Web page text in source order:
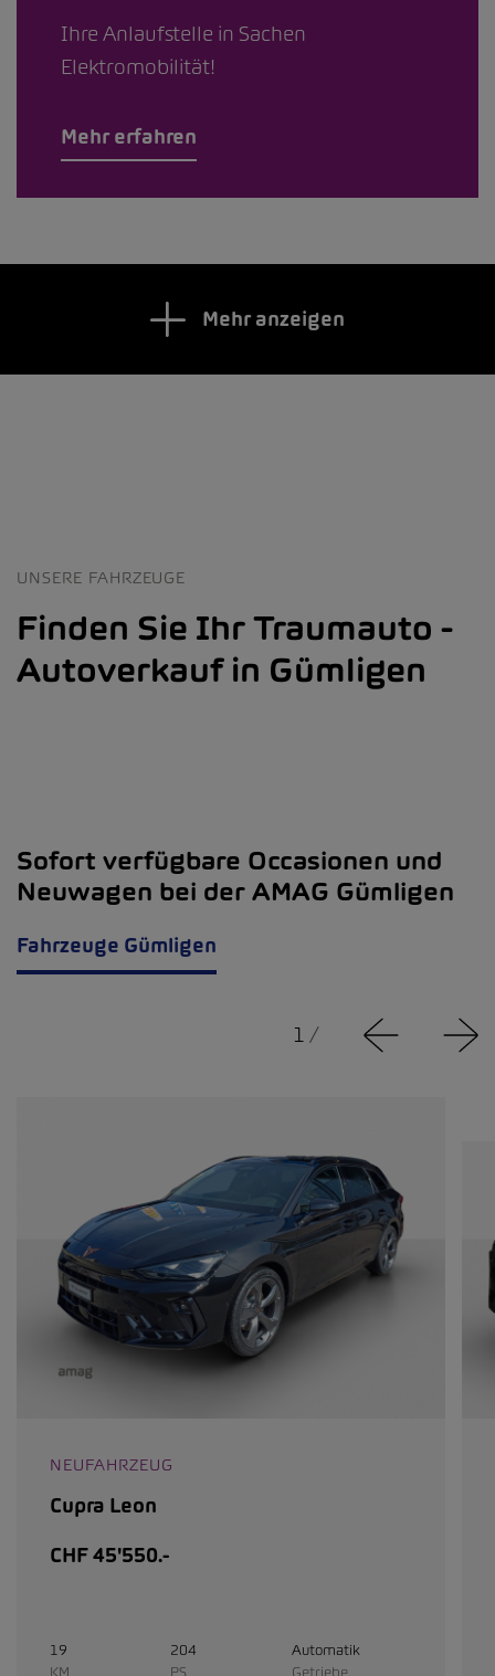
Ihre Anlaufstelle in Sachen
Elektromobilität!
Mehr erfahren
Mehr anzeigen
UNSERE FAHRZEUGE
Finden Sie Ihr Traumauto -
Autoverkauf in Gümligen
Sofort verfügbare Occasionen und
Neuwagen bei der AMAG Gümligen
Fahrzeuge Gümligen
1 /
NEUFAHRZEUG
Cupra Leon
CHF 45'550.-
19
KM
204
PS
Automatik
Getriebe